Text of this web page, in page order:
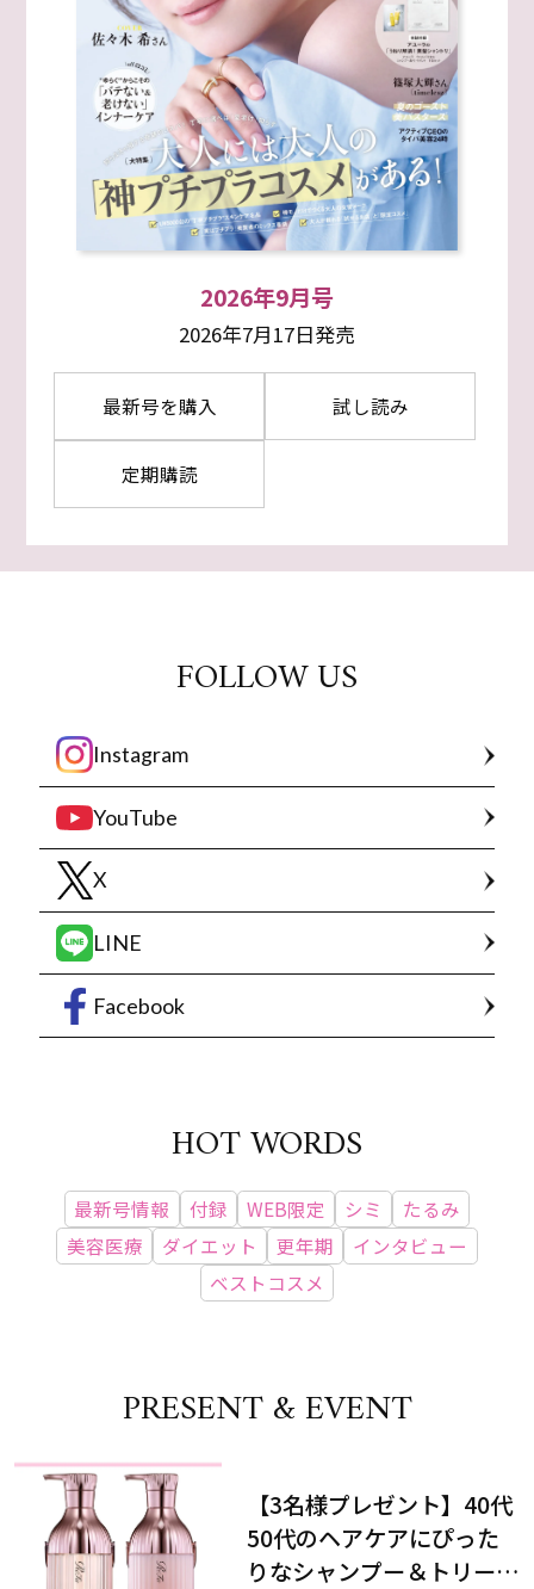
2026年9月号
2026年7月17日発売
最新号を購入 試し読み
定期購読
FOLLOW US
Instagram
YouTube
X
LINE
Facebook
HOT WORDS
最新号情報 付録 WEB限定 シミ
たるみ
美容医療
ダイエット 更年期
インタビュー
ベストコスメ
PRESENT & EVENT
【3名様プレゼント】40代
50代のヘアケアにぴった
りなシャンプー＆トリート